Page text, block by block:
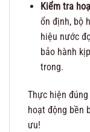
Kiểm tra
ổn định, bộ
hiệu nước
bảo hành
trong.
Thực hiện
hoạt động bền
ưu!